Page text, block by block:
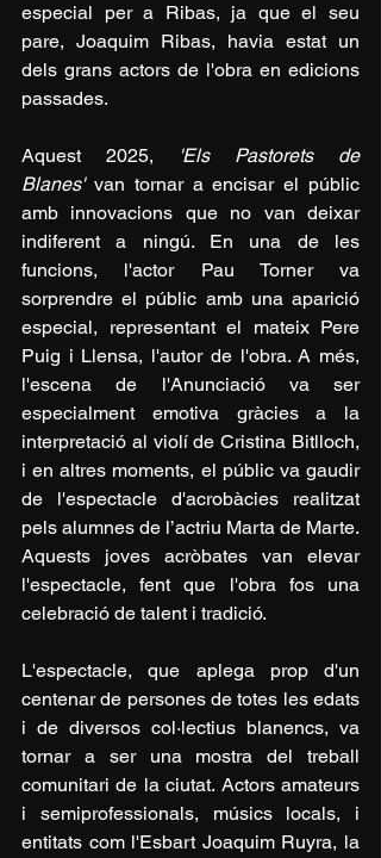
especial per a Ribas, ja que el seu
pare, Joaquim Ribas, havia estat un
dels grans actors de l'obra en edicions
passades.
Aquest 2025,
'Els Pastorets de
Blanes' van tornar a encisar el públic
amb innovacions que no van deixar
indiferent a ningú. En una de les
funcions, l'actor Pau Torner va
sorprendre el públic amb una aparició
especial, representant el mateix Pere
Puig i Llensa, l'autor de l'obra. A més,
l'escena de l'Anunciació va ser
especialment emotiva gràcies a la
interpretació al violí de Cristina Bitlloch,
i en altres moments, el públic va gaudir
de l'espectacle d'acrobàcies realitzat
pels alumnes de l’actriu Marta de Marte.
Aquests joves acròbates van elevar
l'espectacle, fent que l'obra fos una
celebració de talent i tradició.
L'espectacle, que aplega prop d'un
centenar de persones de totes les edats
i de diversos col·lectius blanencs, va
tornar a ser una mostra del treball
comunitari de la ciutat. Actors amateurs
i semiprofessionals, músics locals, i
entitats com l'Esbart Joaquim Ruyra, la